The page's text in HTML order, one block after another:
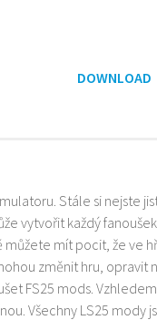
DOWNLOAD
Stále si nejste
vytvořit každý
můžete mít pocit, že
změnit hru,
FS25 mods.
Všechny LS25